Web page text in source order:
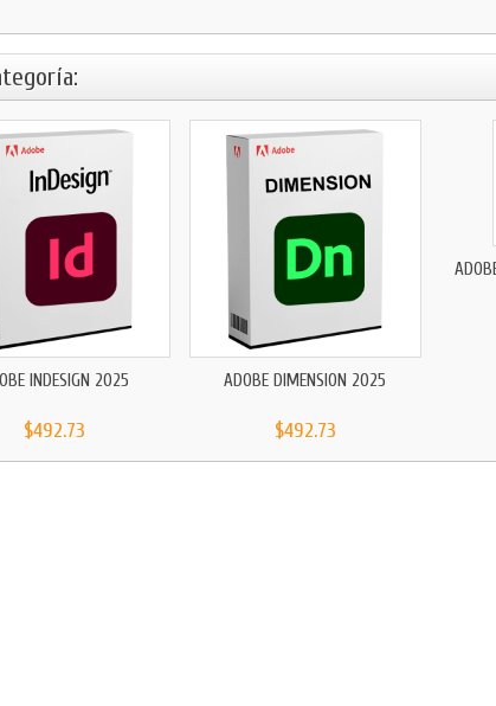
INDESIGN 2025
$492.73
ADOBE DIMENSION 2025
$492.73